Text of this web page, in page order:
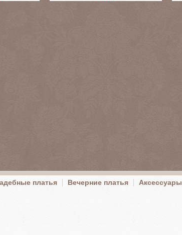
платья Вечерние платья Аксессуары